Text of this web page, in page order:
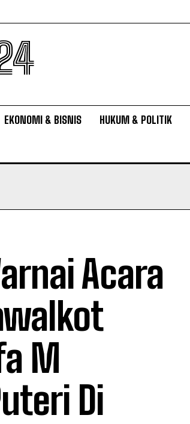
EKONOMI & BISNIS HUKUM & POLITIK
Acara
M
Di